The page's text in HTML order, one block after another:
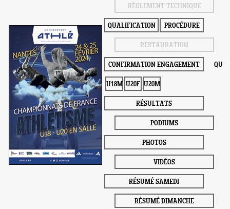
RÈGLEMENT TECHNIQUE
QUALIFICATION PROCÉDURE
RESTAURATION
CONFIRMATION ENGAGEMENT
U18M U20F U20M
RÉSULTATS
PODIUMS
PHOTOS
VIDÉOS
RÉSUMÉ SAMEDI
RÉSUMÉ DIMANCHE